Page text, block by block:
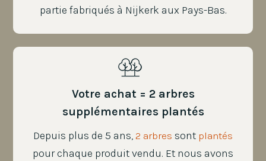
partie fabriqués à Nijkerk aux Pays-Bas.
Votre achat = 2 arbres
supplémentaires plantés
Depuis plus de 5 ans, 2 arbres sont plantés
pour chaque produit vendu. Et nous avons